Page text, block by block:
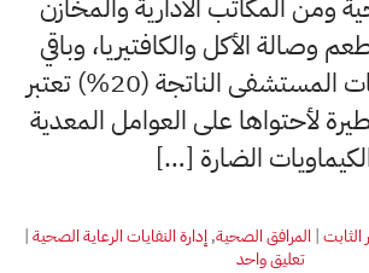
وصالة الأكل والكافتيريا، وباقي
النسبة من نفايات المستشفى الناتجة (20%) تعتبر
لأحتواها على العوامل المعدية
الضارة […]
الثابت| المرافق الصحية, إدارة النفايات الرعاية الصحية|
تعليق واحدعلى